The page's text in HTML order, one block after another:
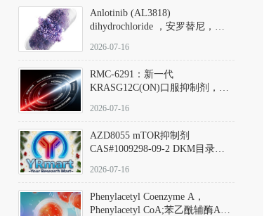
Anlotinib (AL3818)
dihydrochloride ，安罗替尼，
Hydrochloride实验方法步骤SOP
2026-07-16
RMC-6291：新一代
KRASG12C(ON)口服抑制剂，
(Elironrasib)CAS#2641998-63-0
2026-07-16
AZD8055 mTOR抑制剂
CAS#1009298-09-2 DKM目录号
激酶抑制剂的深度剖析
2026-07-16
Phenylacetyl Coenzyme A，
Phenylacetyl CoA;苯乙酰辅酶A